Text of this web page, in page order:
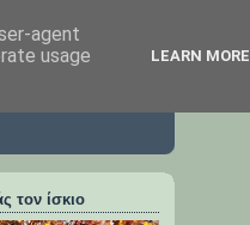
τον ίσκιο
agent
usage
LEARN MORE